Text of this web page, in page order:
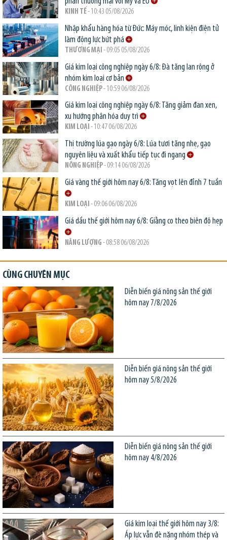
KINH TẾ- 10:43 05/08/2026
Nhập khẩu hàng hóa từ Đức: Máy móc, linh kiện điện tử
làm động lực bứt phá
THƯƠNG MẠI - 09:05 05/08/2026
Giá kim loại công nghiệp ngày 6/8: Đà tăng lan rộng ở
nhóm kim loại cơ bản
CÔNG NGHIỆP- 10:59 06/08/2026
Giá kim loại công nghiệp ngày 6/8: Tăng giảm đan xen,
xu hướng phân hóa duy trì
KIM LOẠI - 10:47 06/08/2026
Thị trường lúa gạo ngày 6/8: Lúa tươi tăng nhẹ, gạo
nguyên liệu và xuất khẩu tiếp tục đi ngang
NÔNG NGHIỆP- 09:14 06/08/2026
Giá vàng thế giới hôm nay 6/8: Tăng vọt lên đỉnh 7 tuần
KIM LOẠI - 09:06 06/08/2026
Giá dầu thế giới hôm nay 6/8: Giằng co theo biên độ hẹp
NĂNG LƯỢNG - 08:58 06/08/2026
CÙNG CHUYÊN MỤC
Diễn biến giá nông sản thế giới
hôm nay 7/8/2026
Diễn biến giá nông sản thế giới
hôm nay 5/8/2026
Diễn biến giá nông sản thế giới
hôm nay 4/8/2026
Giá kim loại thế giới hôm nay 3/8:
Áp lực vẫn đè nặng nhóm thép và